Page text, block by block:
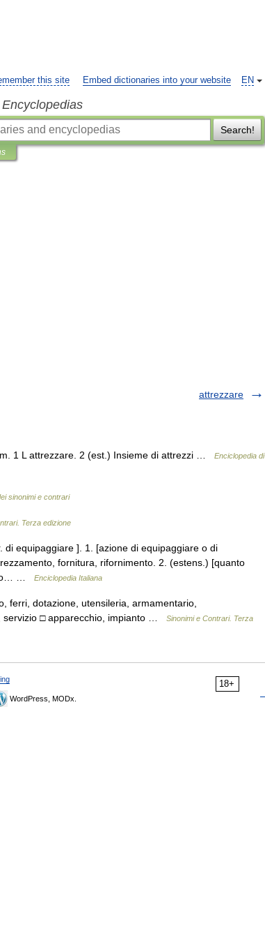
EN
this site Embed dictionaries into your website
Search!
attrezzare
1 L attrezzare. 2 (est.) Insieme di attrezzi …
Enciclopedia di
sinonimi e contrari
Terza edizione
equipaggiare ]. 1. [azione di equipaggiare o di
fornitura, rifornimento. 2. (estens.) [quanto
…
Enciclopedia Italiana
ferri, dotazione, utensileria, armamentario,
servizio □ apparecchio, impianto …
Sinonimi e Contrari. Terza
18+
WordPress, MODx.